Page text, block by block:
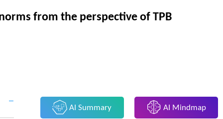
from the perspective of TPB
AI Summary AI Mindmap